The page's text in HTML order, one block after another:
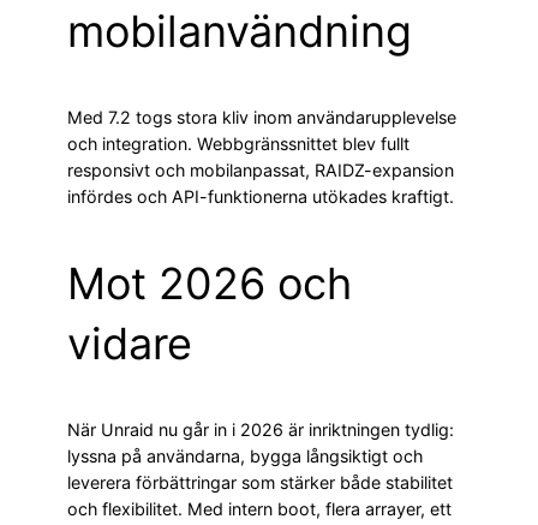
mobilanvändning
Med 7.2 togs stora kliv inom användarupplevelse
och integration. Webbgränssnittet blev fullt
responsivt och mobilanpassat, RAIDZ-expansion
infördes och API-funktionerna utökades kraftigt.
Mot 2026 och
vidare
När Unraid nu går in i 2026 är inriktningen tydlig:
lyssna på användarna, bygga långsiktigt och
leverera förbättringar som stärker både stabilitet
och flexibilitet. Med intern boot, flera arrayer, ett